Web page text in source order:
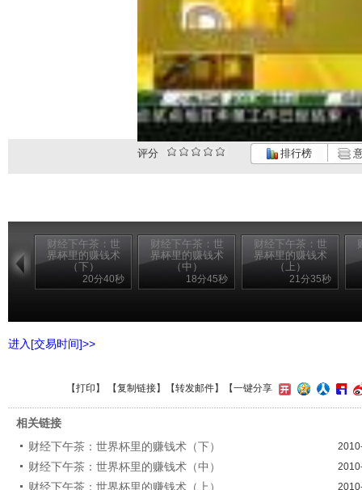
评分 排行榜
财经下午茶：世
界杯里的赚钱术
（下）
20分40秒
财经下午茶：世
界杯里的赚钱术
（中）
18分45秒
财经下午茶：世
界杯里的赚钱术
（上）
21分35秒
进入[交易时间]>>
【打印 】 【复制链接】【转发邮件】【一键分享
相关链接
财经下午茶：世界杯里的赚钱术（下）
财经下午茶：世界杯里的赚钱术（中）
财经下午茶：世界杯里的赚钱术（上）